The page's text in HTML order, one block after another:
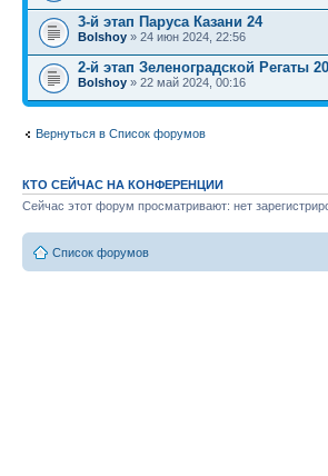
3-й этап Паруса Казани 24
Bolshoy » 24 июн 2024, 22:56
2-й этап Зеленоградской Регаты
Bolshoy » 22 май 2024, 00:16
Вернуться в Список форумов
КТО СЕЙЧАС НА КОНФЕРЕНЦИИ
Сейчас этот форум просматривают: нет
Список форумов